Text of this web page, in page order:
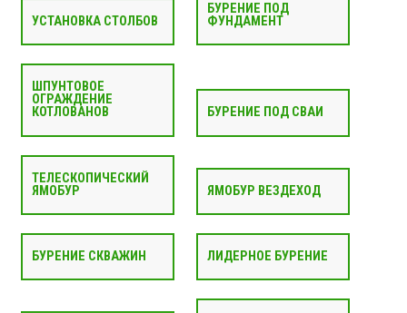
УСТАНОВКА СТОЛБОВ
БУРЕНИЕ ПОД
ФУНДАМЕНТ
ШПУНТОВОЕ
ОГРАЖДЕНИЕ
КОТЛОВАНОВ
БУРЕНИЕ ПОД СВАИ
ТЕЛЕСКОПИЧЕСКИЙ
ЯМОБУР
ЯМОБУР ВЕЗДЕХОД
БУРЕНИЕ СКВАЖИН ЛИДЕРНОЕ БУРЕНИЕ